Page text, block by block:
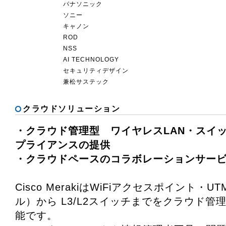
パナソニック
ソニー
キャノン
ROD
NSS
AI TECHNOLOGY
セキュリティデザイン
兼松サステック
クラウドソリューション
・クラウド管理型 ワイヤレスLAN・スイ
プライアンスの提供
・クラウドペースのコラボレーションサー
Cisco MerakiはWiFiアクセスポイント・
ル）から L3/L2スイッチまでをクラウド管
能です。